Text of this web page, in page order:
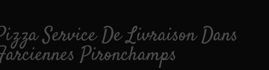
Service De Livraison Dans
Pironchamps